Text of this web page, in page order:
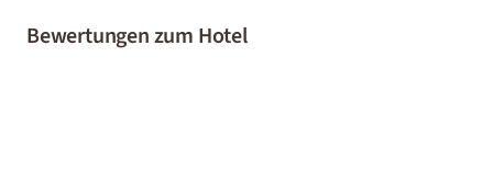
Bewertungen zum Hotel